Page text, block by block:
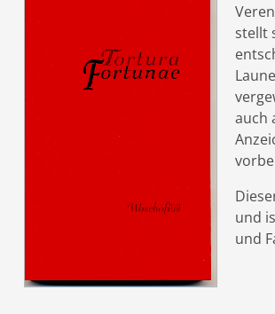
stellt
auch
und
und